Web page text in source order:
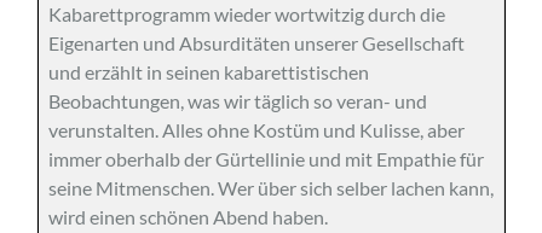
Kabarettprogramm wieder wortwitzig durch die
Eigenarten und Absurditäten unserer Gesellschaft
und erzählt in seinen kabarettistischen
Beobachtungen, was wir täglich so veran- und
verunstalten. Alles ohne Kostüm und Kulisse, aber
immer oberhalb der Gürtellinie und mit Empathie für
seine Mitmenschen. Wer über sich selber lachen kann,
wird einen schönen Abend haben.